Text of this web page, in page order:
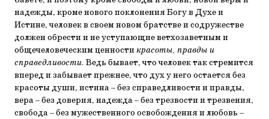
надежды, кроме нового поклонения Богу в Духе и
Истине, человек в своем новом братстве и содружестве
должен обрести и не уступаю­щие ветхозаветным и
общечеловеческим ценностикрасоты, правды и
справедливости. Ведь бывает, что человек так стре­мится
вперед и забывает прежнее, что дух у него остается без
красоты души, истина – без справедливости и правды,
вера – без доверия, надежда – без трезвости и трезвения,
свобода – без мужественного освобождения и любовь –